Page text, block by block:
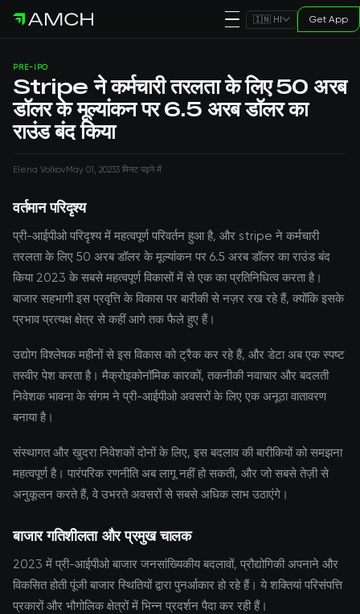
🇮🇳 HI Get App
PRE-IPO
Stripe ने कर्मचारी तरलता के लिए 50 अरब
डॉलर के मूल्यांकन पर 6.5 अरब डॉलर का
राउंड बंद किया
Elena VolkovMay 01, 20233 मिनट पढ़ने में
वर्तमान परिदृश्य
प्री-आईपीओ परिदृश्य में महत्वपूर्ण परिवर्तन हुआ है, और stripe ने कर्मचारी
तरलता के लिए 50 अरब डॉलर के मूल्यांकन पर 6.5 अरब डॉलर का राउंड बंद
किया 2023 के सबसे महत्वपूर्ण विकासों में से एक का प्रतिनिधित्व करता है।
बाजार सहभागी इस प्रवृत्ति के विकास पर बारीकी से नज़र रख रहे हैं, क्योंकि इसके
प्रभाव प्रत्यक्ष क्षेत्र से कहीं आगे तक फैले हुए हैं।
उद्योग विश्लेषक महीनों से इस विकास को ट्रैक कर रहे हैं, और डेटा अब एक स्पष्ट
तस्वीर पेश करता है। मैक्रोइकोनॉमिक कारकों, तकनीकी नवाचार और बदलती
निवेशक भावना के संगम ने प्री-आईपीओ अवसरों के लिए एक अनूठा वातावरण
बनाया है।
संस्थागत और खुदरा निवेशकों दोनों के लिए, इस बदलाव की बारीकियों को समझना
महत्वपूर्ण है। पारंपरिक रणनीति अब लागू नहीं हो सकती, और जो सबसे तेज़ी से
अनुकूलन करते हैं, वे उभरते अवसरों से सबसे अधिक लाभ उठाएंगे।
बाजार गतिशीलता और प्रमुख चालक
2023 में प्री-आईपीओ बाजार जनसांख्यिकीय बदलावों, प्रौद्योगिकी अपनाने और
विकसित होती पूंजी बाजार स्थितियों द्वारा पुनर्आकार हो रहे हैं। ये शक्तियां परिसंपत्ति
प्रकारों और भौगोलिक क्षेत्रों में भिन्न प्रदर्शन पैदा कर रही हैं।